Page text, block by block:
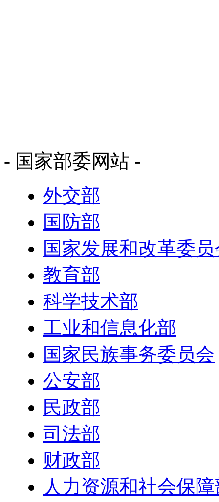
- 国家部委网站 -
外交部
国防部
国家发展和改革委
教育部
科学技术部
工业和信息化部
国家民族事务委员会
公安部
民政部
司法部
财政部
人力资源和社会保